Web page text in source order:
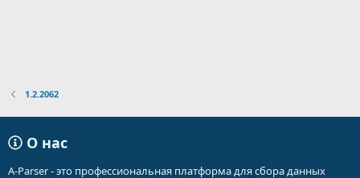
1.2.2062
О нас
A-Parser - это профессиональная платформа для сбора данных